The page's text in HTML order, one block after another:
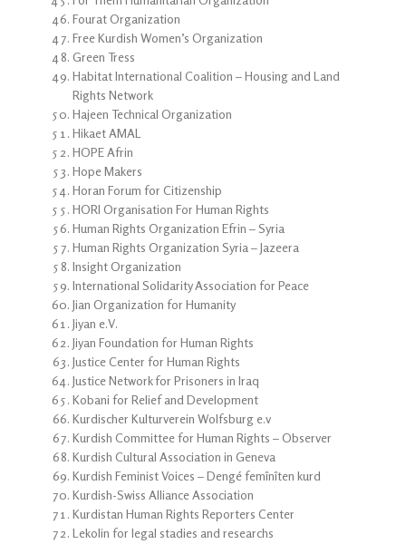
Fourat Organization
Free Kurdish Women’s Organization
Green Tress
Habitat International Coalition – Housing and Land
Rights Network
Hajeen Technical Organization
Hikaet AMAL
HOPE Afrin
Hope Makers
Horan Forum for Citizenship
HORI Organisation For Human Rights
Human Rights Organization Efrin – Syria
Human Rights Organization Syria – Jazeera
Insight Organization
International Solidarity Association for Peace
Jian Organization for Humanity
Jiyan e.V.
Jiyan Foundation for Human Rights
Justice Center for Human Rights
Justice Network for Prisoners in Iraq
Kobani for Relief and Development
Kurdischer Kulturverein Wolfsburg e.v
Kurdish Committee for Human Rights – Observer
Kurdish Cultural Association in Geneva
Kurdish Feminist Voices – Dengé femînîten kurd
Kurdish-Swiss Alliance Association
Kurdistan Human Rights Reporters Center
Lekolin for legal stadies and researchs